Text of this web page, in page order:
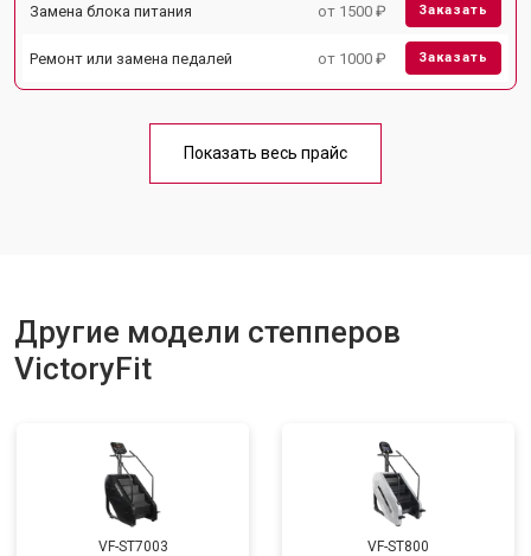
Замена блока питания от 1500 ₽ Заказать
Ремонт или замена педалей от 1000 ₽ Заказать
Показать весь прайс
Другие модели степперов
VictoryFit
VF-ST7003 VF-ST800